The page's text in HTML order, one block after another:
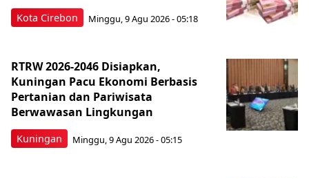
Kota Cirebon Minggu, 9 Agu 2026 - 05:18
Kuningan
RTRW 2026-2046 Disiapkan,
Kuningan Pacu Ekonomi Berbasis
Pertanian dan Pariwisata
Berwawasan Lingkungan
Minggu, 9 Agu 2026 - 05:15